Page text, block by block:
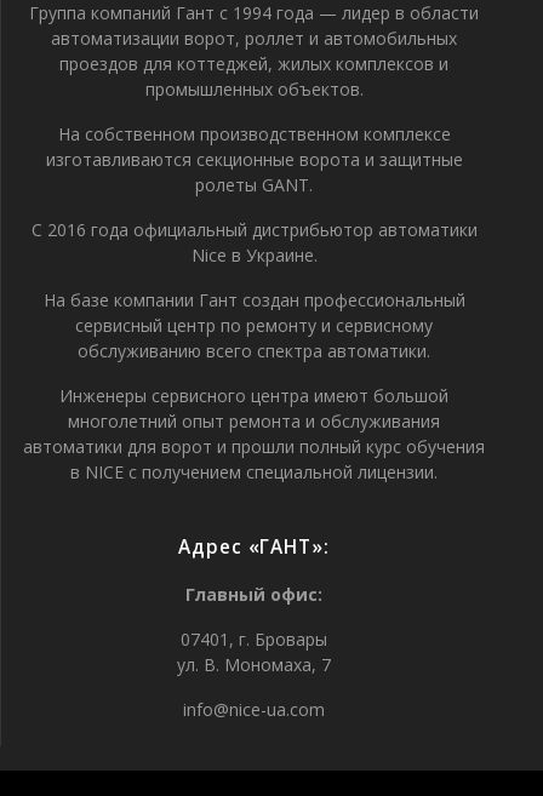
Группа компаний Гант с 1994 года — лидер в области
автоматизации ворот, роллет и автомобильных
проездов для коттеджей, жилых комплексов и
промышленных объектов.
На собственном производственном комплексе
изготавливаются секционные ворота и защитные
ролеты GANT.
С 2016 года официальный дистрибьютор автоматики
Nice в Украине.
На базе компании Гант создан профессиональный
сервисный центр по ремонту и сервисному
обслуживанию всего спектра автоматики.
Инженеры сервисного центра имеют большой
многолетний опыт ремонта и обслуживания
автоматики для ворот и прошли полный курс обучения
в NICE с получением специальной лицензии.
Адрес «ГАНТ»:
Главный офис:
07401, г. Бровары
ул. В. Мономаха, 7
info@nice-ua.com